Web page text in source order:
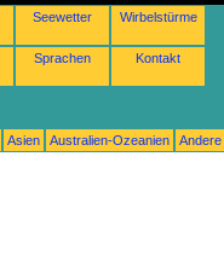
Seewetter Wirbelstürme
Sprachen Kontakt
Asien Australien-Ozeanien Andere